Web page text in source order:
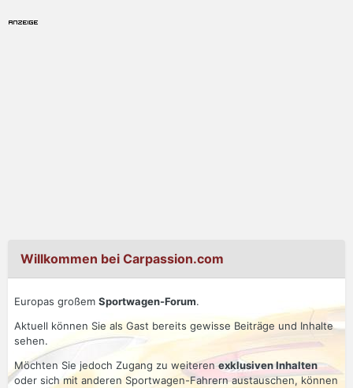
Willkommen bei Carpassion.com
Europas großem Sportwagen-Forum.
Aktuell können Sie als Gast bereits gewisse Beiträge und Inhalte
sehen.
Möchten Sie jedoch Zugang zu weiterenexklusiven Inhalten
oder sich mit anderen Sportwagen-Fahrern austauschen, können